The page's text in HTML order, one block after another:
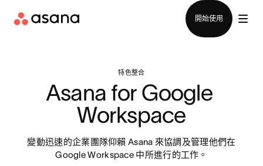
開始使用
特色整合
Asana for Google
Workspace
變動迅速的企業團隊仰賴 Asana 來協調及管理他們在
Google Workspace 中所進行的工作。